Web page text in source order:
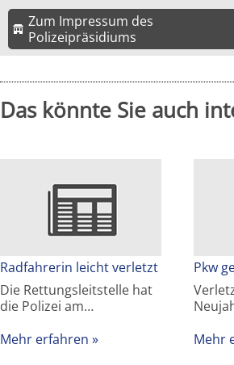
Zum Impressum des
Polizeipräsidiums
Das könnte Sie auch
Radfahrerin leicht verletzt
Die Rettungsleitstelle hat
die Polizei am…
Mehr erfahren
Pkw
Mehr